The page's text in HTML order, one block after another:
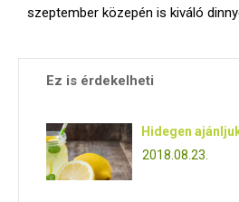
szeptember közepén is kiváló
Ez is érdekelheti
Hidegen
2018.08.23.